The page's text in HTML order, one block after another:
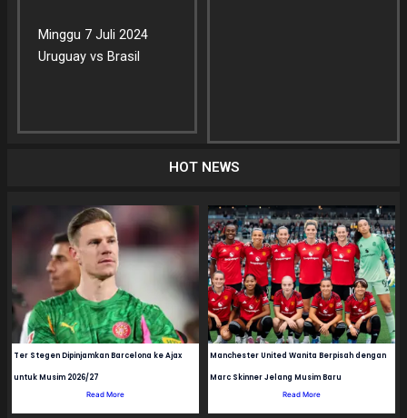
Minggu 7 Juli 2024
Uruguay vs Brasil
HOT NEWS
Ter Stegen Dipinjamkan Barcelona ke Ajax
untuk Musim 2026/27
Read More
Manchester United Wanita Berpisah dengan
Marc Skinner Jelang Musim Baru
Read More